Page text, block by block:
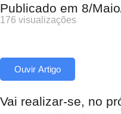
Publicado em 8/
176 visualizações
Ouvir Artigo
Vai realizar-se, no